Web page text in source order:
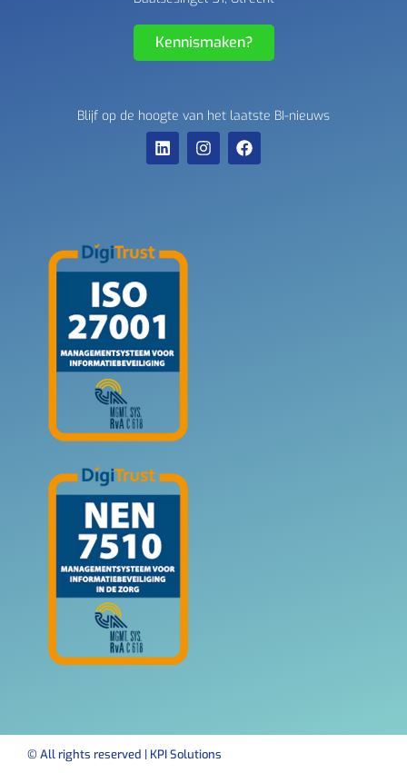
Kennismaken?
Blijf op de hoogte van het laatste BI-nieuws
© All rights reserved | KPI Solutions